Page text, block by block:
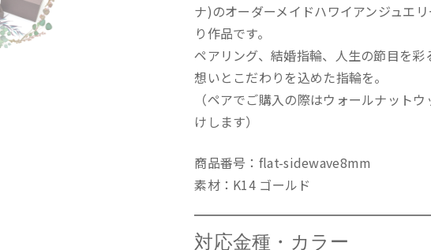
ナ)のオーダーメイドハワイアンジュエ
り作品です。
ペアリング、結婚指輪、人生の節目を彩
想いとこだわりを込めた指輪を。
（ペアでご購入の際はウォールナット
けします）
商品番号：flat-sidewave8mm
素材：K14 ゴールド
対応金種・カラー